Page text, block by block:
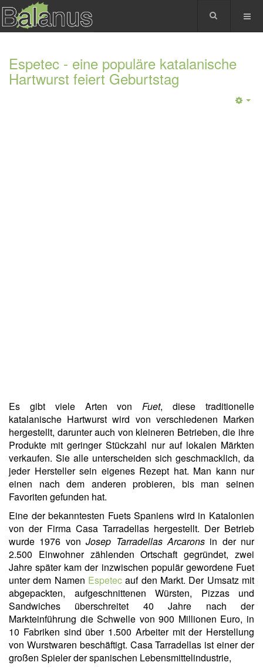
Espetec - eine populäre katalanische
Hartwurst feiert Geburtstag
Es gibt viele Arten vonFuet, diese traditionelle
katalanische Hartwurst wird von verschiedenen Marken
hergestellt, darunter auch von kleineren Betrieben, die ihre
Produkte mit geringer Stückzahl nur auf lokalen Märkten
verkaufen. Sie alle unterscheiden sich geschmacklich, da
jeder Hersteller sein eigenes Rezept hat. Man kann nur
einen nach dem anderen probieren, bis man seinen
Favoriten gefunden hat.
Eine der bekanntesten Fuets Spaniens wird in Katalonien
von der Firma Casa Tarradellas hergestellt. Der Betrieb
wurde 1976 vonJosep Tarradellas Arcaronsin der nur
2.500 Einwohner zählenden Ortschaft gegründet, zwei
Jahre später kam der inzwischen populär gewordene Fuet
unter dem Namen Espetec auf den Markt. Der Umsatz mit
abgepackten, aufgeschnittenen Würsten, Pizzas und
Sandwiches überschreitet 40 Jahre nach der
Markteinführung die Schwelle von 900 Millionen Euro, in
10 Fabriken sind über 1.500 Arbeiter mit der Herstellung
von Wurstwaren beschäftigt. Casa Tarradellas ist einer der
großen Spieler der spanischen Lebensmittelindustrie,